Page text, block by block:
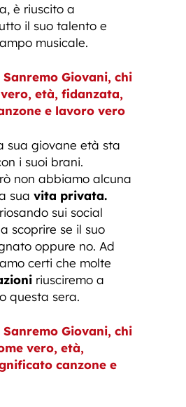
è riuscito a
il suo talento e
musicale.
Sanremo Giovani, chi
età, fidanzata,
e lavoro vero
sua giovane età sta
i suoi brani.
non abbiamo alcuna
sua vita privata.
sui social
scoprire se il suo
oppure no. Ad
certi che molte
riusciremo a
questa sera.
Sanremo Giovani, chi
vero, età,
canzone e